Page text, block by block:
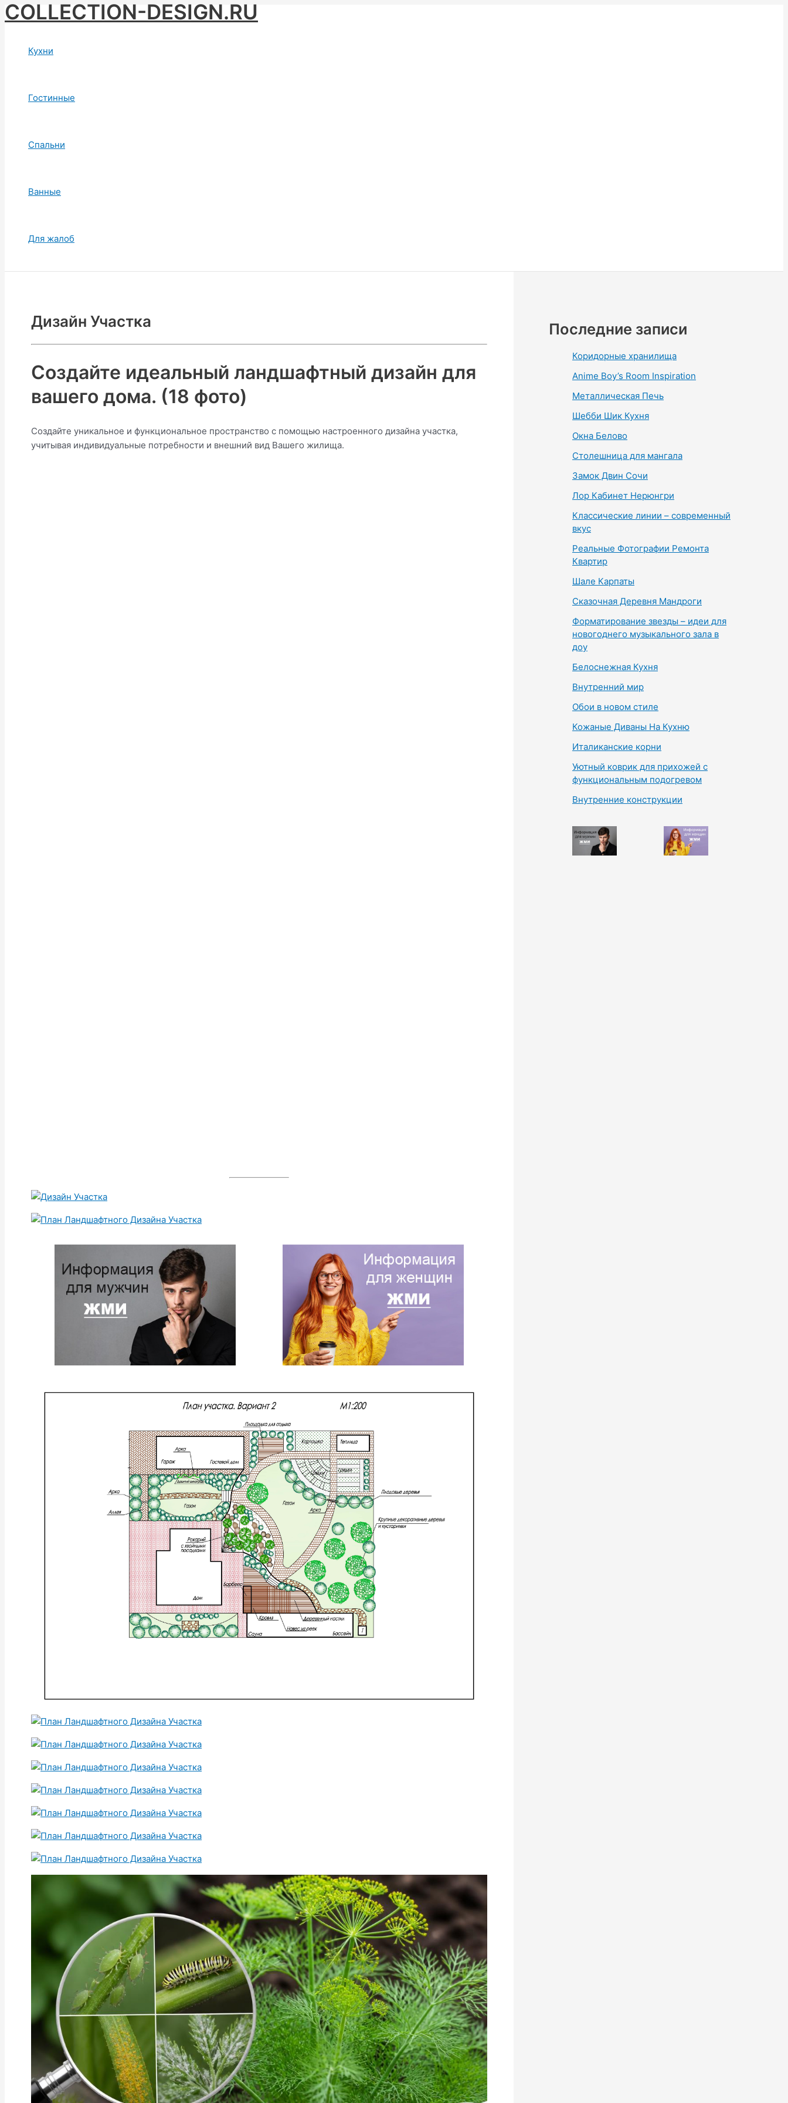
Skip
to
COLLECTION-DESIGN.RU
Кухни
Гостинные
Спальни
Ванные
Для жалоб
Дизайн Участка
Создайте идеальный ландшафтный дизайн для
вашего дома. (18 фото)
Создайте уникальное и функциональное пространство с помощью настроенного дизайна участка,
учитывая индивидуальные потребности и внешний вид Вашего жилища.
Последние записи
Коридорные хранилища
Anime Boy’s Room Inspiration
Металлическая Печь
Шебби Шик Кухня
Окна Белово
Столешница для мангала
Замок Двин Сочи
Лор Кабинет Нерюнгри
Классические линии – современный
вкус
Реальные Фотографии Ремонта
Квартир
Шале Карпаты
Сказочная Деревня Мандроги
Форматирование звезды – идеи для
новогоднего музыкального зала в
доу
Белоснежная Кухня
Внутренний мир
Обои в новом стиле
Кожаные Диваны На Кухню
Италиканские корни
Уютный коврик для прихожей с
функциональным подогревом
Внутренние конструкции